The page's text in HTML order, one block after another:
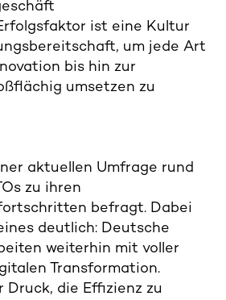
ist eine Kultur
um jede Art
bis hin zur
umsetzen zu
aktuellen Umfrage rund
zu ihren
befragt. Dabei
deutlich: Deutsche
weiterhin mit voller
Transformation.
Druck, die Effizienz zu